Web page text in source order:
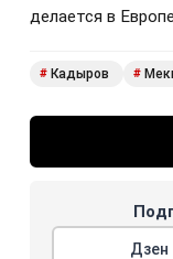
делается в
# Кадыров #
Дзен